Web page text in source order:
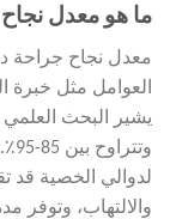
ما هو معدل
معدل نجاح جراحة
العوامل مثل خبرة
يشير البحث
لدوالي الخصية
والالتهاب، وتوفر